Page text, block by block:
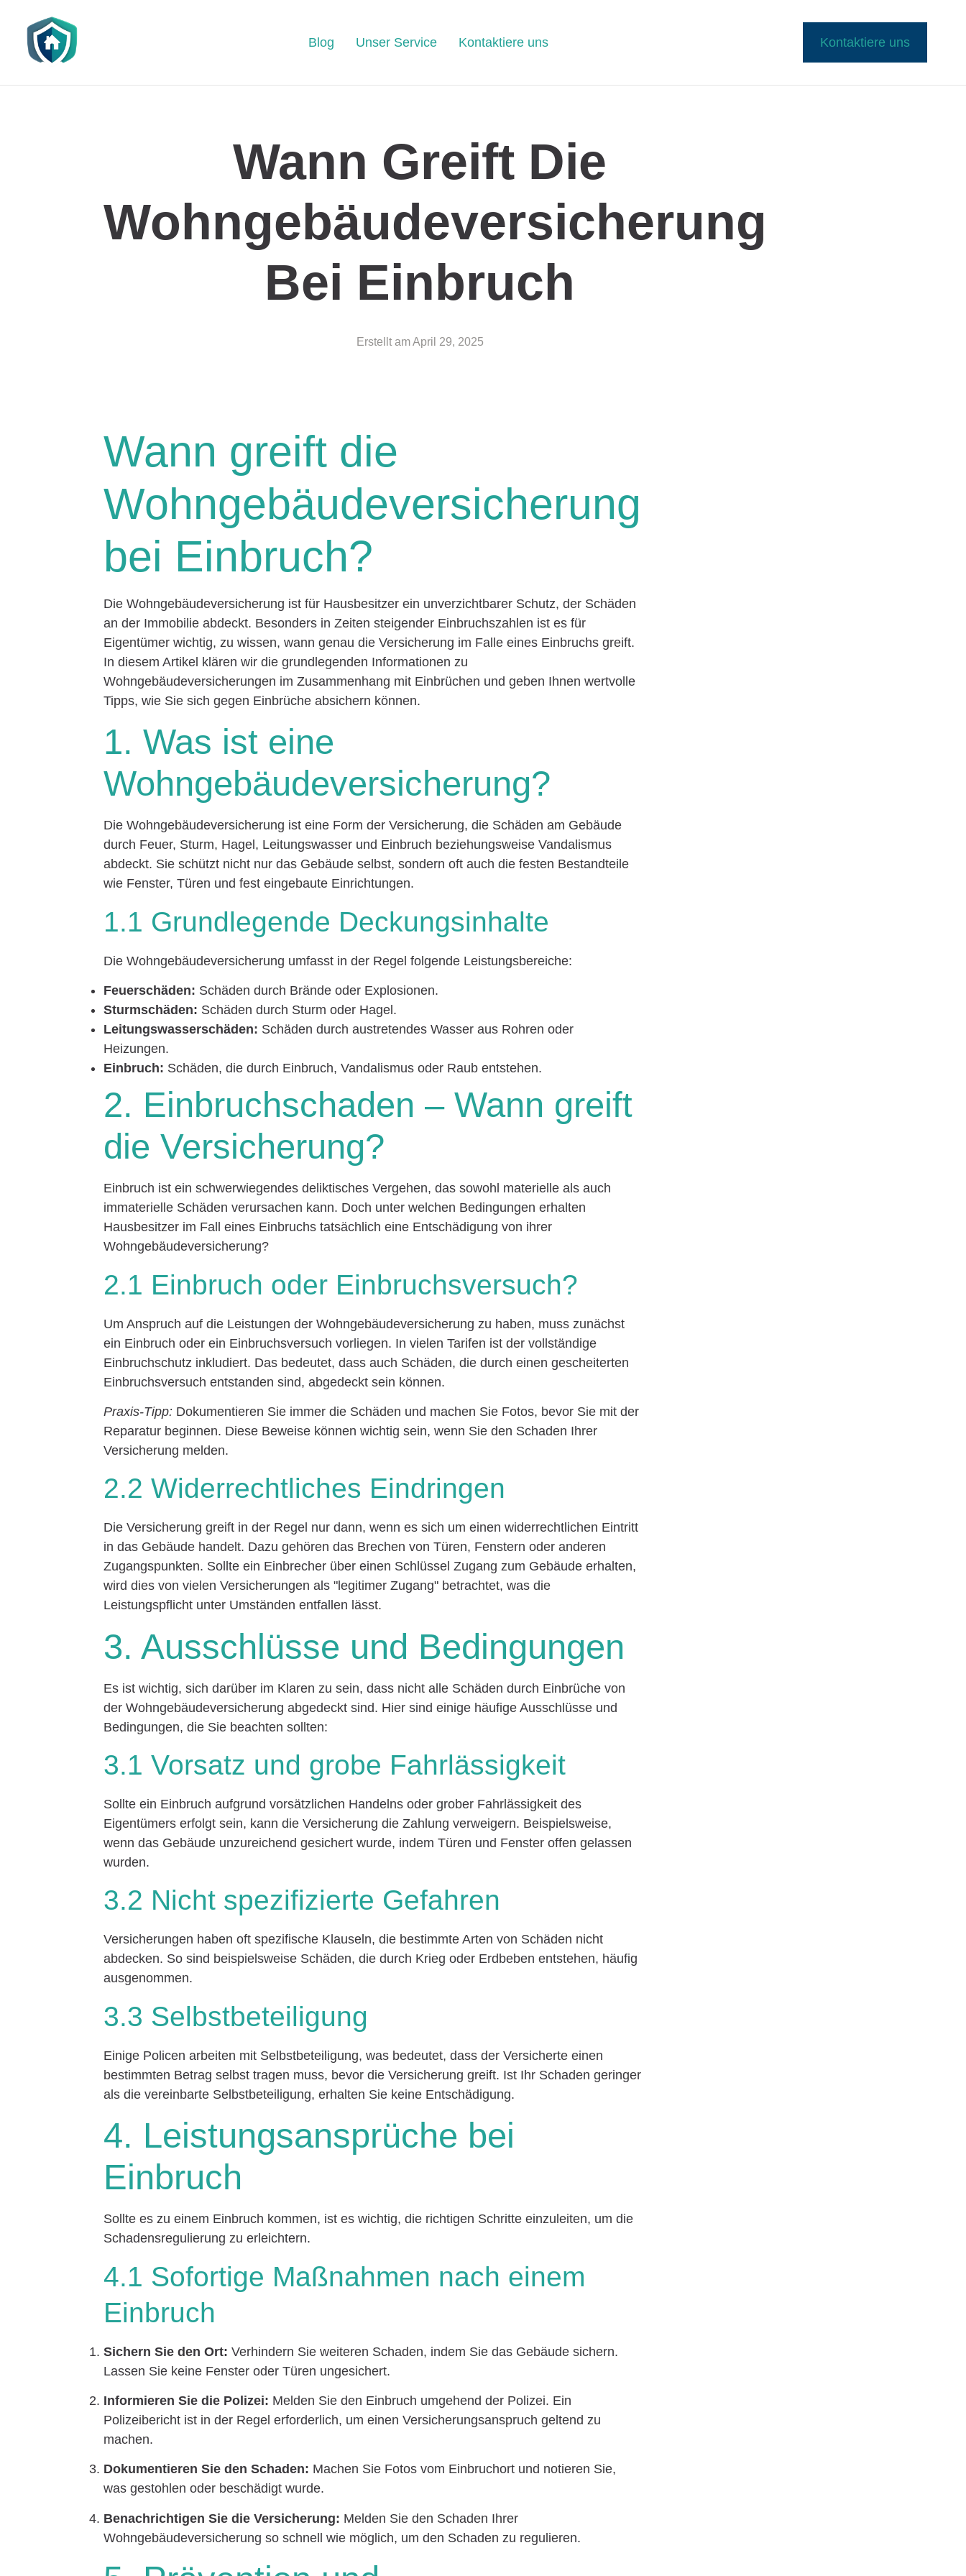
Blog Unser Service Kontaktiere uns Kontaktiere uns
Wann Greift Die
Wohngebäudeversicherung
Bei Einbruch
Erstellt amApril 29, 2025
Wann greift die
Wohngebäudeversicherung
bei Einbruch?
Die Wohngebäudeversicherung ist für Hausbesitzer ein unverzichtbarer Schutz, der Schäden
an der Immobilie abdeckt. Besonders in Zeiten steigender Einbruchszahlen ist es für
Eigentümer wichtig, zu wissen, wann genau die Versicherung im Falle eines Einbruchs greift.
In diesem Artikel klären wir die grundlegenden Informationen zu
Wohngebäudeversicherungen im Zusammenhang mit Einbrüchen und geben Ihnen wertvolle
Tipps, wie Sie sich gegen Einbrüche absichern können.
1. Was ist eine
Wohngebäudeversicherung?
Die Wohngebäudeversicherung ist eine Form der Versicherung, die Schäden am Gebäude
durch Feuer, Sturm, Hagel, Leitungswasser und Einbruch beziehungsweise Vandalismus
abdeckt. Sie schützt nicht nur das Gebäude selbst, sondern oft auch die festen Bestandteile
wie Fenster, Türen und fest eingebaute Einrichtungen.
1.1 Grundlegende Deckungsinhalte
Die Wohngebäudeversicherung umfasst in der Regel folgende Leistungsbereiche:
Feuerschäden: Schäden durch Brände oder Explosionen.
Sturmschäden: Schäden durch Sturm oder Hagel.
Leitungswasserschäden: Schäden durch austretendes Wasser aus Rohren oder
Heizungen.
Einbruch: Schäden, die durch Einbruch, Vandalismus oder Raub entstehen.
2. Einbruchschaden – Wann greift
die Versicherung?
Einbruch ist ein schwerwiegendes deliktisches Vergehen, das sowohl materielle als auch
immaterielle Schäden verursachen kann. Doch unter welchen Bedingungen erhalten
Hausbesitzer im Fall eines Einbruchs tatsächlich eine Entschädigung von ihrer
Wohngebäudeversicherung?
2.1 Einbruch oder Einbruchsversuch?
Um Anspruch auf die Leistungen der Wohngebäudeversicherung zu haben, muss zunächst
ein Einbruch oder ein Einbruchsversuch vorliegen. In vielen Tarifen ist der vollständige
Einbruchschutz inkludiert. Das bedeutet, dass auch Schäden, die durch einen gescheiterten
Einbruchsversuch entstanden sind, abgedeckt sein können.
Praxis-Tipp: Dokumentieren Sie immer die Schäden und machen Sie Fotos, bevor Sie mit der
Reparatur beginnen. Diese Beweise können wichtig sein, wenn Sie den Schaden Ihrer
Versicherung melden.
2.2 Widerrechtliches Eindringen
Die Versicherung greift in der Regel nur dann, wenn es sich um einen widerrechtlichen Eintritt
in das Gebäude handelt. Dazu gehören das Brechen von Türen, Fenstern oder anderen
Zugangspunkten. Sollte ein Einbrecher über einen Schlüssel Zugang zum Gebäude erhalten,
wird dies von vielen Versicherungen als "legitimer Zugang" betrachtet, was die
Leistungspflicht unter Umständen entfallen lässt.
3. Ausschlüsse und Bedingungen
Es ist wichtig, sich darüber im Klaren zu sein, dass nicht alle Schäden durch Einbrüche von
der Wohngebäudeversicherung abgedeckt sind. Hier sind einige häufige Ausschlüsse und
Bedingungen, die Sie beachten sollten:
3.1 Vorsatz und grobe Fahrlässigkeit
Sollte ein Einbruch aufgrund vorsätzlichen Handelns oder grober Fahrlässigkeit des
Eigentümers erfolgt sein, kann die Versicherung die Zahlung verweigern. Beispielsweise,
wenn das Gebäude unzureichend gesichert wurde, indem Türen und Fenster offen gelassen
wurden.
3.2 Nicht spezifizierte Gefahren
Versicherungen haben oft spezifische Klauseln, die bestimmte Arten von Schäden nicht
abdecken. So sind beispielsweise Schäden, die durch Krieg oder Erdbeben entstehen, häufig
ausgenommen.
3.3 Selbstbeteiligung
Einige Policen arbeiten mit Selbstbeteiligung, was bedeutet, dass der Versicherte einen
bestimmten Betrag selbst tragen muss, bevor die Versicherung greift. Ist Ihr Schaden geringer
als die vereinbarte Selbstbeteiligung, erhalten Sie keine Entschädigung.
4. Leistungsansprüche bei
Einbruch
Sollte es zu einem Einbruch kommen, ist es wichtig, die richtigen Schritte einzuleiten, um die
Schadensregulierung zu erleichtern.
4.1 Sofortige Maßnahmen nach einem
Einbruch
Sichern Sie den Ort: Verhindern Sie weiteren Schaden, indem Sie das Gebäude sichern.
Lassen Sie keine Fenster oder Türen ungesichert.
Informieren Sie die Polizei: Melden Sie den Einbruch umgehend der Polizei. Ein
Polizeibericht ist in der Regel erforderlich, um einen Versicherungsanspruch geltend zu
machen.
Dokumentieren Sie den Schaden: Machen Sie Fotos vom Einbruchort und notieren Sie,
was gestohlen oder beschädigt wurde.
Benachrichtigen Sie die Versicherung: Melden Sie den Schaden Ihrer
Wohngebäudeversicherung so schnell wie möglich, um den Schaden zu regulieren.